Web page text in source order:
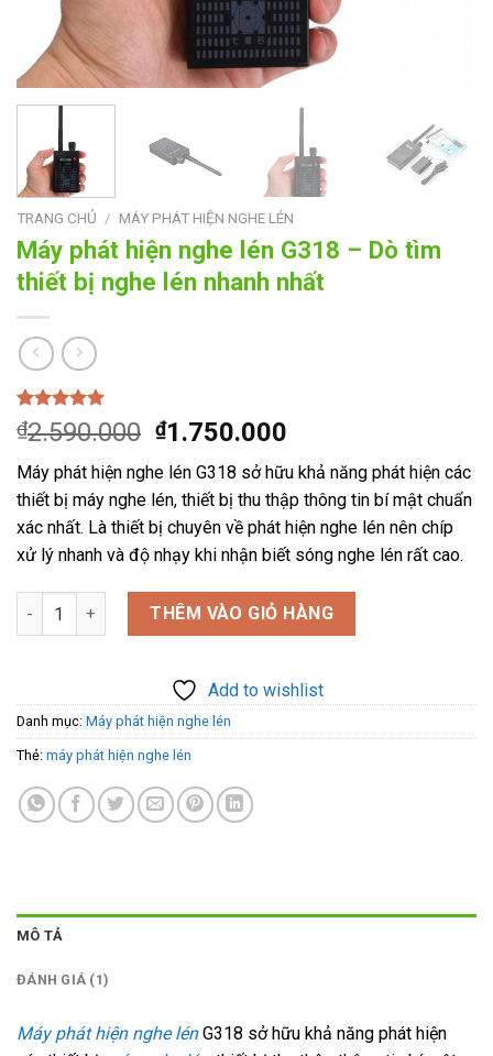
TRANG CHỦ / MÁY PHÁT HIỆN NGHE LÉN
Máy phát hiện nghe lén G318 – Dò tìm
thiết bị nghe lén nhanh nhất
5.00 trên 5
dựa trên
1
₫2.590.000 Giá
gốc
là:
₫2.590.000.
₫1.750.000
hiện
tại
là:
₫1.750.000.
Máy phát hiện nghe lén G318 sở hữu khả năng phát hiện các
thiết bị máy nghe lén, thiết bị thu thập thông tin bí mật chuẩn
xác nhất. Là thiết bị chuyên về phát hiện nghe lén nên chíp
xử lý nhanh và độ nhạy khi nhận biết sóng nghe lén rất cao.
Máy phát hiện nghe lén G318 - Dò tìm thiết bị nghe lén nhanh
THÊM VÀO GIỎ HÀNG
Add to wishlist
Danh mục: Máy phát hiện nghe lén
Thẻ: máy phát hiện nghe lén
MÔ TẢ
ĐÁNH GIÁ (1)
Máy phát hiện nghe lénG318 sở hữu khả năng phát hiện